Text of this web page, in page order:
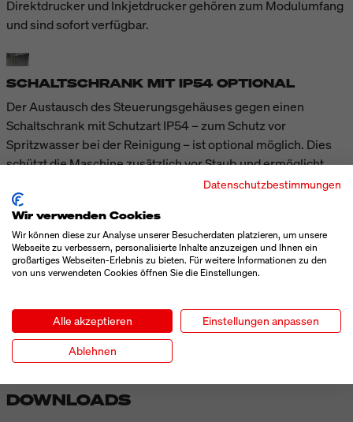
Direktdrucker und Inkjetdrucker gehören zum Modulumfang
und sind sofort verfügbar.
SCHALTSCHRANK MIT IP54 OPTIONAL
Der Austausch des Steuerungsgehäuses gegen einen
Schaltschrank mit Schutzart IP54 – zum Schutz vor
Spritzwasser bei der Reinigung – ist optional möglich. Dies
schützt die Maschine zusätzlich vor Staub und ermöglicht
eine saubere, wartungsfreundliche Installation mit besserer
Hygiene und längerer Lebensdauer der Anlage in rauen
Umgebungen.
TECHNISCHE DATEN
MEHR ANZEIGEN
DOWNLOADS
Datenschutzbestimmungen
Wir verwenden Cookies
Wir können diese zur Analyse unserer Besucherdaten platzieren, um unsere
Webseite zu verbessern, personalisierte Inhalte anzuzeigen und Ihnen ein
großartiges Webseiten-Erlebnis zu bieten. Für weitere Informationen zu den
von uns verwendeten Cookies öffnen Sie die Einstellungen.
Alle akzeptieren Einstellungen anpassen
Ablehnen